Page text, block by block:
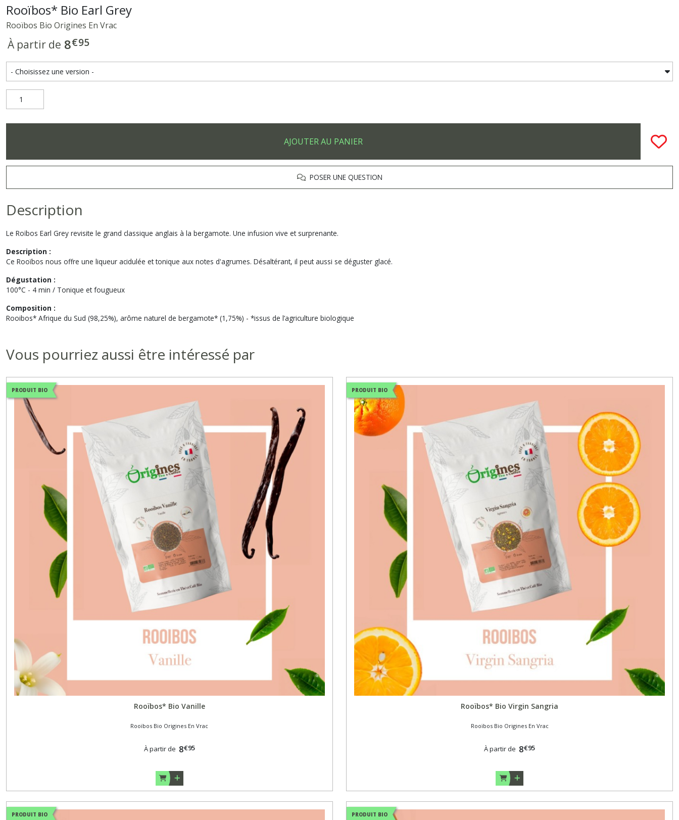
Rooïbos* Bio Earl Grey
Rooïbos Bio Origines En Vrac
À partir de 8€95
AJOUTER AU PANIER
POSER UNE QUESTION
Description
Le Roïbos Earl Grey revisite le grand classique anglais à la bergamote. Une infusion vive et surprenante.
Description :
Ce Rooïbos nous offre une liqueur acidulée et tonique aux notes d'agrumes. Désaltérant, il peut aussi se déguster glacé.
Dégustation :
100°C - 4 min / Tonique et fougueux
Composition :
Rooibos* Afrique du Sud (98,25%), arôme naturel de bergamote* (1,75%) - *issus de l’agriculture biologique
Vous pourriez aussi être intéressé par
PRODUIT BIO
Rooïbos* Bio Vanille
Rooïbos Bio Origines En Vrac
À partir de 8€95
PRODUIT BIO
Rooïbos* Bio Virgin Sangria
Rooïbos Bio Origines En Vrac
À partir de 8€95
PRODUIT BIO PRODUIT BIO